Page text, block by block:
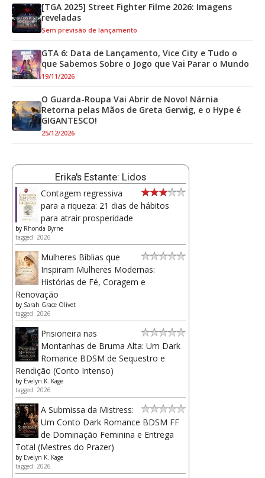
[TGA 2025] Street Fighter Filme 2026: Imagens
reveladas
Sem previsão de lançamento
GTA 6: Data de Lançamento, Vice City e Tudo o
que Sabemos Sobre o Jogo que Vai Parar o Mundo
19/11/2026
O Guarda-Roupa Vai Abrir de Novo! Nárnia
Retorna pelas Mãos de Greta Gerwig, e o Hype é
GIGANTESCO!
25/12/2026
Erika's Estante: Lidos
Contagem regressiva
para a riqueza: 21 dias de hábitos
para atrair prosperidade
by Rhonda Byrne
tagged: 2026
Mulheres Bíblias que
Inspiram Mulheres Modernas:
Histórias de Fé, Coragem e
Renovação
by Sarah Grace Olivet
tagged: 2026
Prisioneira nas
Montanhas de Bruma Alta: Um Dark
Romance BDSM de Sequestro e
Rendição (Conto Intenso)
by Evelyn K. Kage
tagged: 2026
A Submissa da Mistress:
Um Conto Dark Romance BDSM FF
de Dominação Feminina e Entrega
Total (Mestres do Prazer)
by Evelyn K. Kage
tagged: 2026